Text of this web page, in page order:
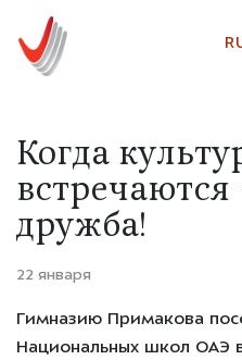
Когда
дружба!
22 января
Гимназию Примакова
Национальных школ ОАЭ